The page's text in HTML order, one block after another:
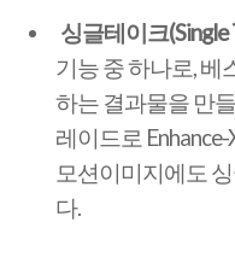
싱글테이크(Single
기능 중 하나로, 베
하는 결과물을 만
레이드로
모션이미지에도
다.